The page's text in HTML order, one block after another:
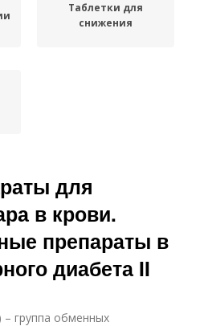
Таблетки для
снижения
для
в крови.
препараты в
диабета II
группа обменных